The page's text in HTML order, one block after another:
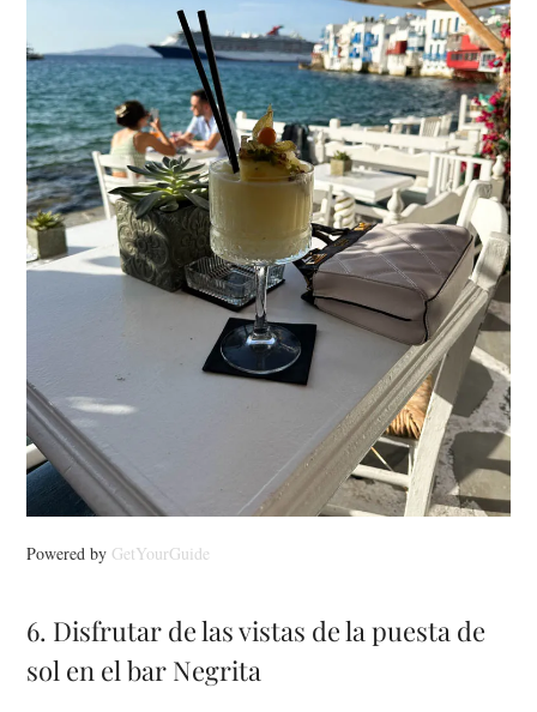
Powered by GetYourGuide
6. Disfrutar de las vistas de la puesta de
sol en el bar Negrita